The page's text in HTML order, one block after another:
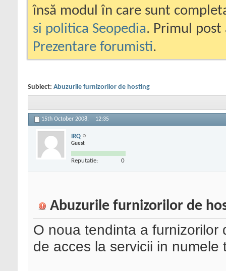
însă modul în care sunt
si politica Seopedia. Primul
Prezentare forumisti.
Subiect: Abuzurile furnizorilor de hosting
15th October 2008, 12:35
IRQ
Guest
Reputatie: 0
Abuzurile furnizorilor de
O noua tendinta a furnizorilor
de acces la servicii in